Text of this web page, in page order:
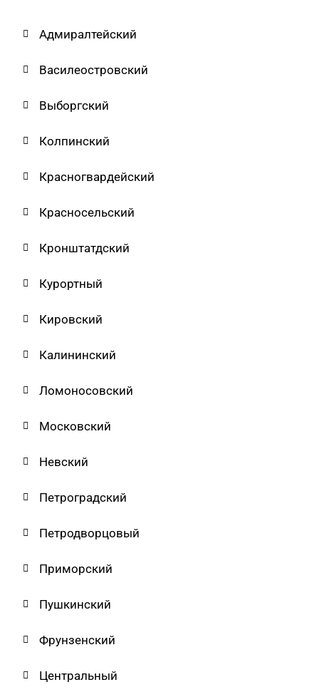
Адмиралтейский
Василеостровский
Выборгский
Колпинский
Красногвардейский
Красносельский
Кронштатдский
Курортный
Кировский
Калининский
Ломоносовский
Московский
Невский
Петроградский
Петродворцовый
Приморский
Пушкинский
Фрунзенский
Центральный